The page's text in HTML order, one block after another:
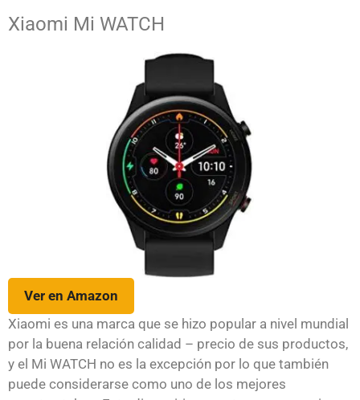
Xiaomi Mi WATCH
Ver en Amazon
Xiaomi es una marca que se hizo popular a nivel mundial
por la buena relación calidad – precio de sus productos,
y el Mi WATCH no es la excepción por lo que también
puede considerarse como uno de los mejores